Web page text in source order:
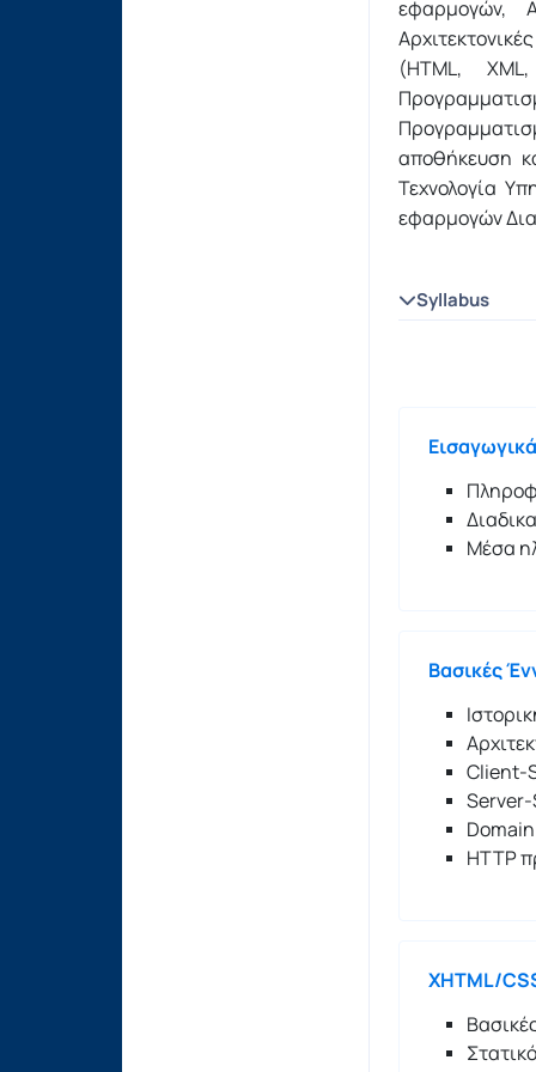
εφαρμογών,
(HTML,
αποθήκευση
Τεχνολογία
εφαρμογών
Syllabus
Μέσα
Βασικές
Client-
HTTP
XHTML/